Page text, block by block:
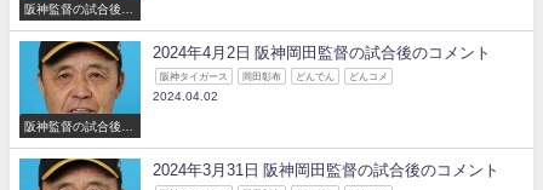
阪神監督の試合後の
阪神監督の試合後の
2024年4月2日 阪神岡田監督の試合後のコメント
阪神タイガース 岡田彰布 どんでん どんコメ
2024.04.02
2024年3月31日 阪神岡田監督の試合後のコメント